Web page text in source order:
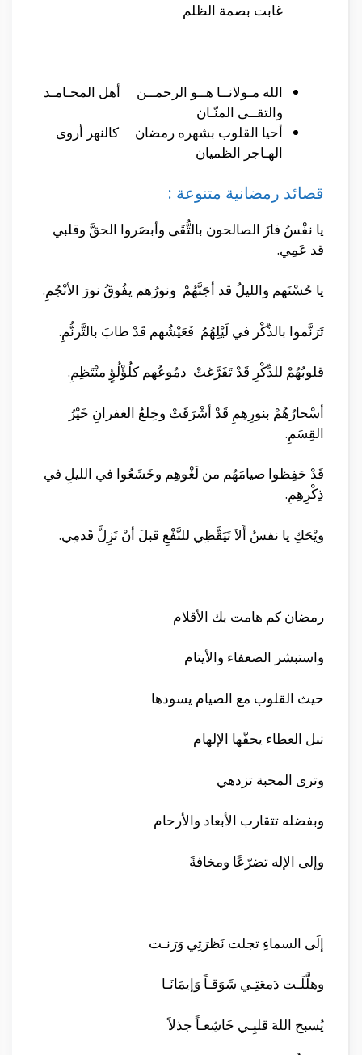
غابت بصمة الظلم
الله مـولانــا هــو الرحمــن أهل المحـامـد
والتقــى المنّـان
أحيا القلوب بشهره رمضان كالنهر أروى
الهـاجر الظميان
قصائد رمضانية متنوعة :
يا نفْسُ فازَ الصالحون بالتُّقَى وأبصَروا الحقَّ وقلبي
قد عَمِي.
يا حُسْنَهم والليلُ قد أجَنَّهُمْ ونورُهم يفُوقُ نورَ الأنْجُمِ.
تَرَنَّموا بالذِّكْر في لَيْلِهُمُ فَعَيْشُهم قَدْ طابَ بالتَّرنُّمِ.
قلوبُهُمْ للذِّكْرِ قَدْ تَفَرَّغتْ دمُوعُهم كلُؤْلُؤٍ منْتَظِمِ.
أسْحارُهُمْ بنورِهِمِ قَدْ أشْرَقَتْ وخِلعُ الغفرانِ خَيْرُ
القِسَمِ.
قَدْ حَفِظوا صيامَهُم من لَغْوهِم وخَشَعُوا في الليلِ في
ذِكْرِهِمِ.
ويْحَكِ يا نفسُ أَلاَ تَيَقَّظِي للنَّفْعِ قبلَ أنْ تَزِلَّ قَدمِي.
رمضان كم هامت بك الأقلام
واستبشر الضعفاء والأيتام
حيث القلوب مع الصيام يسودها
نبل العطاء يحفّها الإلهام
وترى المحبة تزدهي
وبفضله تتقارب الأبعاد والأرحام
وإلى الإله تضرّعًا ومخافةً
إلَى السماءِ تجلت نَظرَتِي وَرَنـت
وهلَّلَـت دَمعَتِـي شَوَقـاً وَإيمَانَـا
يُسبح اللهَ قلبِـي خَاشِعـاً جذلاً